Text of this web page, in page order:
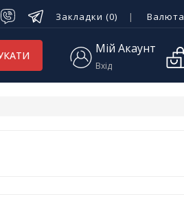
Закладки (0) Валюта
Мій Акаунт
Вхід